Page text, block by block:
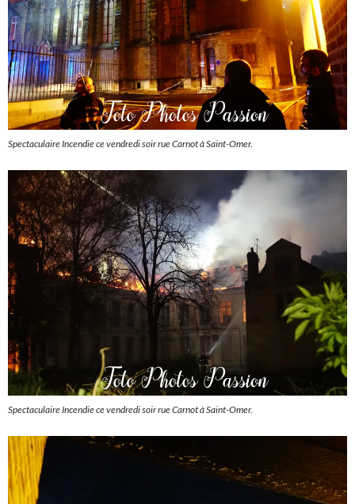
Spectaculaire Incendie ce vendredi soir rue Carnot à Saint-Omer.
Spectaculaire Incendie ce vendredi soir rue Carnot à Saint-Omer.